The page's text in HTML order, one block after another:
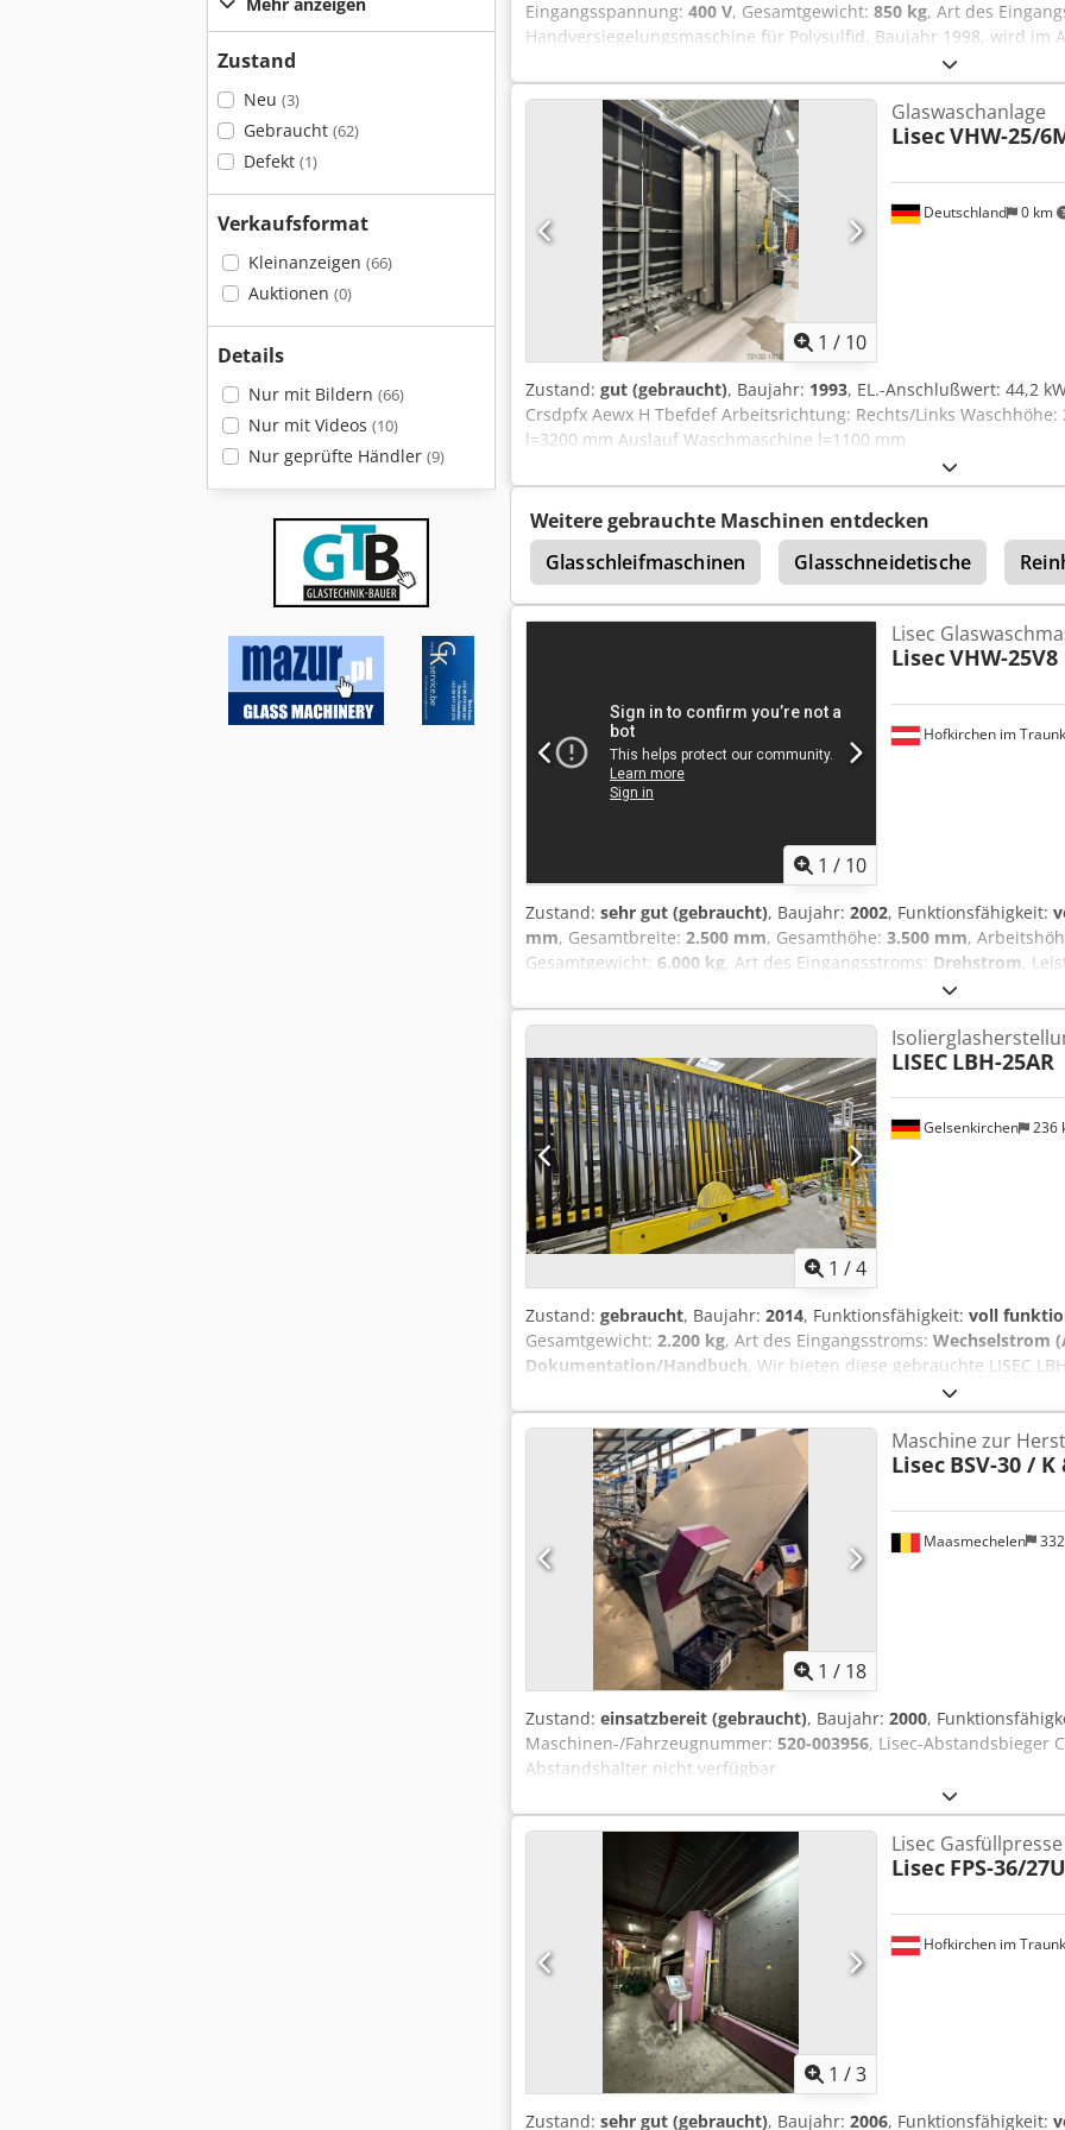
Zustand
Neu (3)
Gebraucht (62)
Defekt (1)
Verkaufsformat
Kleinanzeigen (66)
Auktionen (0)
Details
Nur mit Bildern (66)
Nur mit Videos (10)
Nur geprüfte Händler (9)
Eingangsspannung: 400 V, Gesamtgewicht: 850 kg, Art des
Handversiegelungsmaschine für Polysulfid, Baujahr 1998, wird im
aussehen wie neu und funktionieren wie neu, siehe die ersten
August verfügbar und kann ab dann in unserem Lager in
Maschine läuft derzeit mit Polysulfid, kann aber auf Wunsch
Cjdpsziwv Esfx Afdsrf
1 / 10
Deutschland 0 km
Glaswaschanlage
LisecVHW-25/
Zustand: gut (gebraucht), Baujahr: 1993, EL.-Anschlußwert: 44,2
Crsdpfx Aewx H Tbefdef Arbeitsrichtung: Rechts/Links
l=3200 mm Auslauf Waschmaschine l=1100 mm
Weitere gebrauchte Maschinen entdecken
Glasschleifmaschinen
Glasschneidetische
Sekt Fuellanlage
1 / 10
Hofkirchen im
Lisec
LisecVHW-25V8
Zustand: sehr gut (gebraucht), Baujahr: 2002, Funktionsfähigkeit:
mm, Gesamtbreite: 2.500 mm, Gesamthöhe: 3.500 mm,
Gesamtgewicht: 6.000 kg, Art des Eingangsstroms: Drehstrom,
Glaswaschmaschine VHW-25V8, Baujahr 2002, Laufrichtung links/
einschließlich folgender Komponenten: - Einlaufband (3,3 m) des
Radovanovic) - Glaswaschmaschine VHW-25V8 Credpezq S A
MBR - 2 Heißwassertanks - 2 Sandfilter - 1 Gebläse Die Maschine
Betriebszustand und ist ab Ende Oktober am derzeitigen Standort
1 /4
Gelsenkirchen 236
LISEC LBH-25AR
Zustand: gebraucht, Baujahr: 2014, Funktionsfähigkeit: voll
Gesamtgewicht: 2.200 kg, Art des Eingangsstroms: Wechselstrom
Dokumentation/Handbuch, Wir bieten diese gebrauchte LISEC
Isolierglasherstellungsmaschine, Baujahr 2014, an. Serien-/
2.200 kg Nennstrom (Volllast): 10,00 A Scheinleistung: 7,00 kVA
Kurzschlussfestigkeit: 10 kA Druck: 6,00 bar Schutzart: IP32
Wechsel-/Gleichspannung: 400 / 24 V Wenn Sie Rückfragen
schreiben Sie uns gerne eine Nachricht oder rufen uns an.
1 / 18
Maasmechelen
Maschine zur
Lisec BSV-30 /
Zustand: einsatzbereit (gebraucht), Baujahr: 2000,
Maschinen-/Fahrzeugnummer: 520-003956, Lisec-Abstandsbieger
Abstandshalter nicht verfügbar
1 /3
Hofkirchen im
Lisec Gasfüllpresse
Lisec FPS-36/
Zustand: sehr gut (gebraucht), Baujahr: 2006, Funktionsfähigkeit: